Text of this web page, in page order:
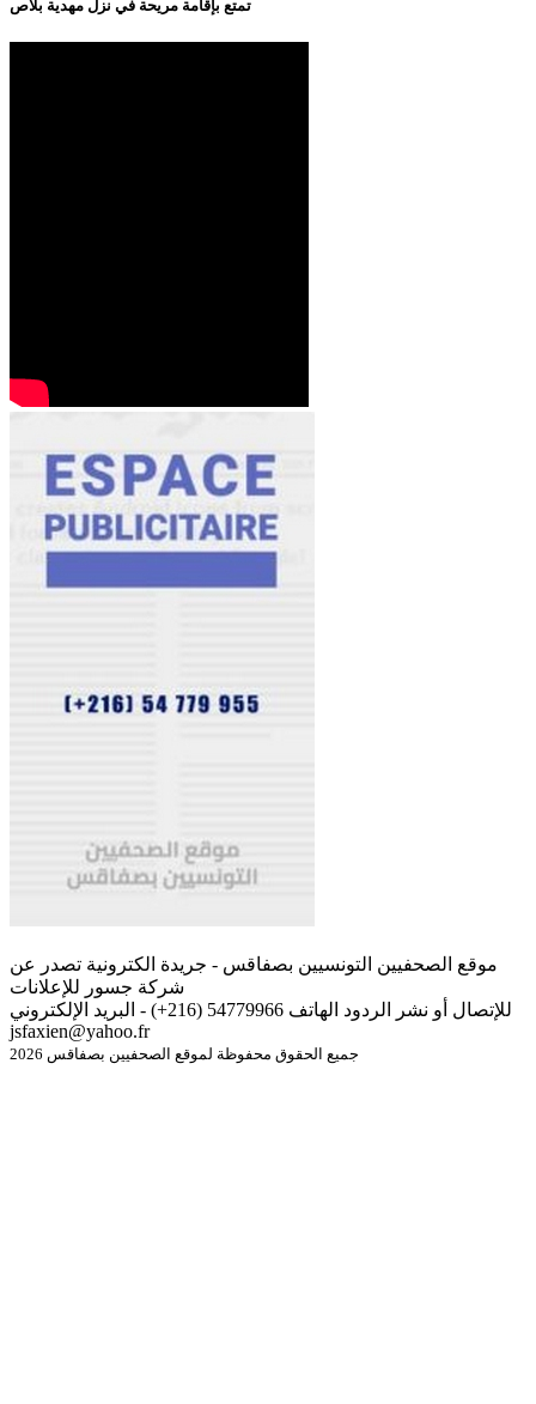
تمتع بإقامة مريحة في نزل مهدية بلاص
موقع الصحفيين التونسيين بصفاقس - جريدة الكترونية تصدر عن
شركة جسور للإعلانات
للإتصال أو نشر الردود الهاتف 54779966 (216+) - البريد الإلكتروني
jsfaxien@yahoo.fr
جميع الحقوق محفوظة لموقع الصحفيين بصفاقس 2026